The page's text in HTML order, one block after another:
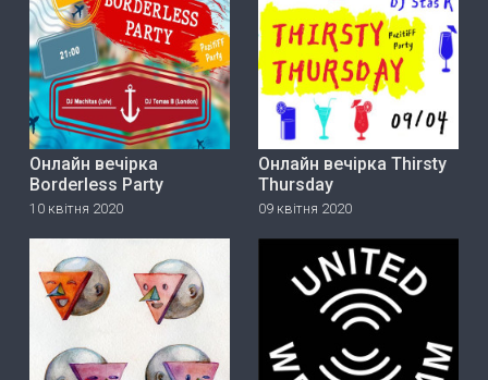
Онлайн вечірка
Borderless Party
10 квітня 2020
Онлайн вечірка Thirsty
Thursday
09 квітня 2020